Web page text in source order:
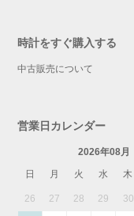
時計をすぐ購入する
中古販売について
営業日カレンダー
2026年08月
日
月 火 水 木
26 27 28 29 30